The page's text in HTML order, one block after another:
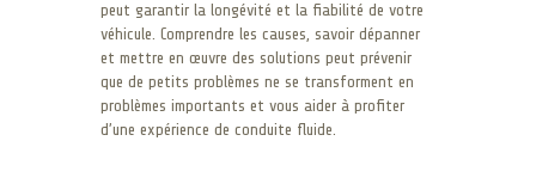
peut garantir la longévité et la fiabilité de votre
véhicule. Comprendre les causes, savoir dépanner
et mettre en œuvre des solutions peut prévenir
que de petits problèmes ne se transforment en
problèmes importants et vous aider à profiter
d’une expérience de conduite fluide.